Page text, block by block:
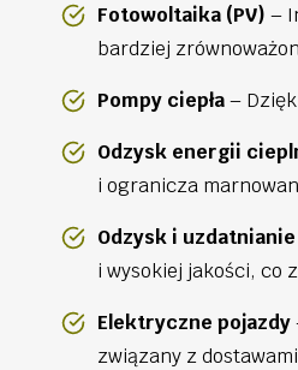
Fotowoltaika (PV) –
bardziej
Pompy ciepła–
Odzysk energii
i ogranicza
Odzysk i
i wysokiej jakości, co
Elektryczne pojazdy
związany z